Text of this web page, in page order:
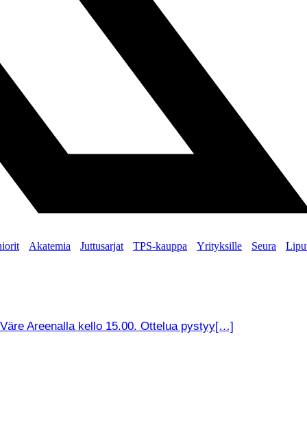
Akatemia Juttusarjat TPS-kauppa Yrityksille Seura
Areenalla kello 15.00. Ottelua pystyy[…]